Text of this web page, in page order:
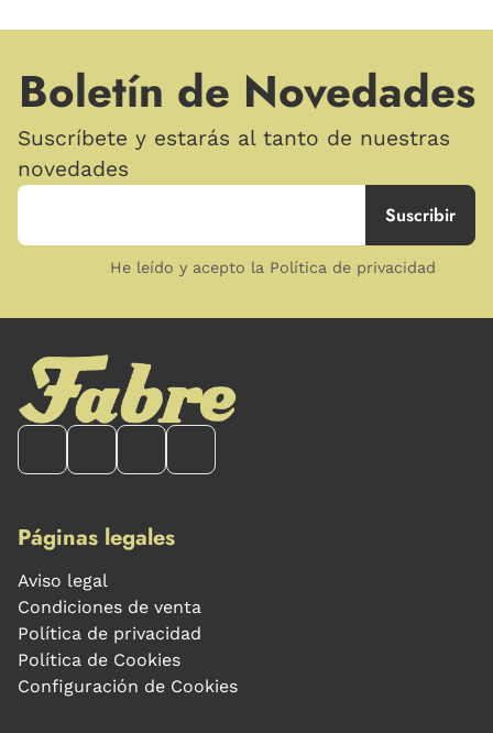
Boletín de Novedades
Suscríbete y estarás al tanto de nuestras
novedades
He leído y acepto la Política de privacidad
Páginas legales
Aviso legal
Condiciones de venta
Política de privacidad
Política de Cookies
Configuración de Cookies